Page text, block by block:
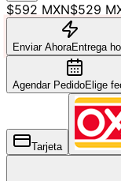
$592 MXN$529
Enviar AhoraEntrega
Agendar PedidoElige
Tarjeta